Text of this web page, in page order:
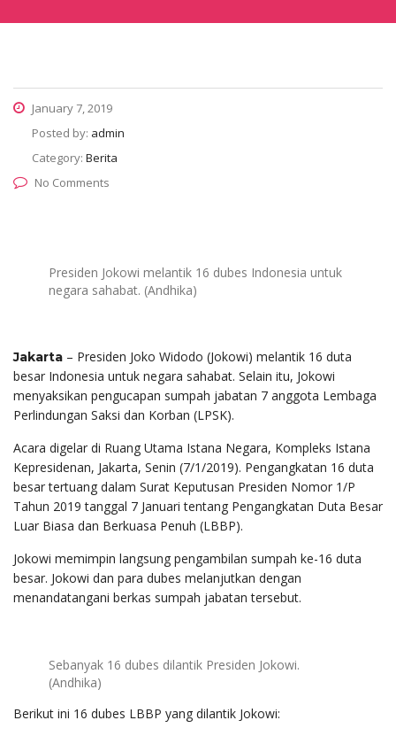
January 7, 2019
Posted by: admin
Category: Berita
No Comments
Presiden Jokowi melantik 16 dubes Indonesia untuk
negara sahabat. (Andhika)
Jakarta – Presiden Joko Widodo (Jokowi) melantik 16 duta
besar Indonesia untuk negara sahabat. Selain itu, Jokowi
menyaksikan pengucapan sumpah jabatan 7 anggota Lembaga
Perlindungan Saksi dan Korban (LPSK).
Acara digelar di Ruang Utama Istana Negara, Kompleks Istana
Kepresidenan, Jakarta, Senin (7/1/2019). Pengangkatan 16 duta
besar tertuang dalam Surat Keputusan Presiden Nomor 1/P
Tahun 2019 tanggal 7 Januari tentang Pengangkatan Duta Besar
Luar Biasa dan Berkuasa Penuh (LBBP).
Jokowi memimpin langsung pengambilan sumpah ke-16 duta
besar. Jokowi dan para dubes melanjutkan dengan
menandatangani berkas sumpah jabatan tersebut.
Sebanyak 16 dubes dilantik Presiden Jokowi.
(Andhika)
Berikut ini 16 dubes LBBP yang dilantik Jokowi: